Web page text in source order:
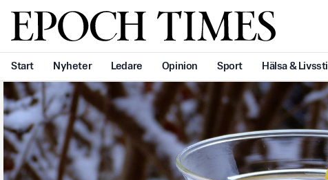
Svenska Epoch Times
Start Nyheter Ledare Opinion Sport Hälsa & Livsstil